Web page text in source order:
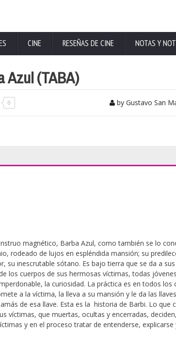
CINE RESEÑAS DE CINE NOTAS Y
Azul (TABA)
0 by Gustavo San
magnético, Barba Azul, como también se lo
rodeado de lujos en espléndida mansión; su
su inescrutable sótano. Es bajo tierra que se da a
los cuerpos de sus hermosas víctimas, todas
la curiosidad. La práctica es en todos los
a la víctima, la lleva a su mansión y le da las
de esa llave. Esta es la historia de Barbi. Lo que
víctimas, que muertas, ocultas y encerradas,
y en el proceso tratar de entenderse, explicarse